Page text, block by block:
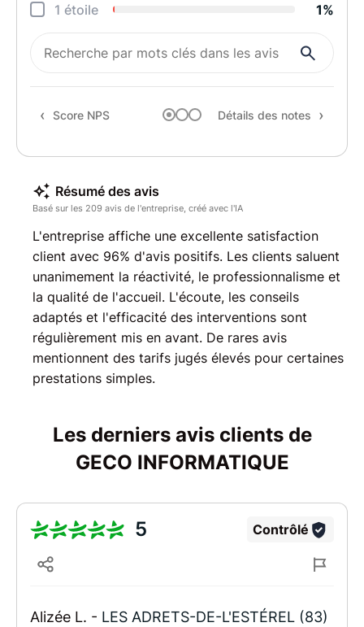
1 étoile
1%
Score NPS Détails des notes
Résumé des avis
Basé sur les 209 avis de l'entreprise, créé avec l'IA
L'entreprise affiche une excellente satisfaction
client avec 96% d'avis positifs. Les clients saluent
unanimement la réactivité, le professionnalisme et
la qualité de l'accueil. L'écoute, les conseils
adaptés et l'efficacité des interventions sont
régulièrement mis en avant. De rares avis
mentionnent des tarifs jugés élevés pour certaines
prestations simples.
Les derniers avis clients de
GECO INFORMATIQUE
5 Contrôlé
Alizée L. - LES ADRETS-DE-L'ESTÉREL (83)